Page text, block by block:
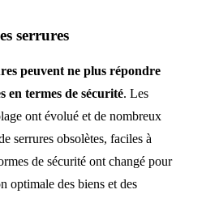
serrures
peuvent ne plus répondre
en termes de sécurité. Les
ont évolué et de nombreux
serrures obsolètes, faciles à
de sécurité ont changé pour
optimale des biens et des